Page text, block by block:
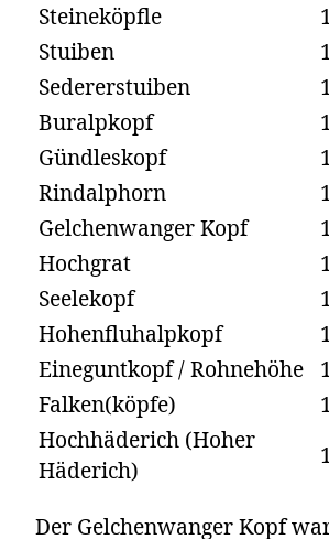
Steineköpfle
Stuiben
Sedererstuiben
Buralpkopf
Gündleskopf
Rindalphorn
Gelchenwanger Kopf
Hochgrat
Seelekopf
Hohenfluhalpkopf
Eineguntkopf / Rohnehöhe
Falken(köpfe)
Hochhäderich (Hoher
Häderich)
Der Gelchenwanger Kopf